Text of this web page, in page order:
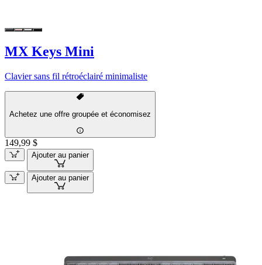
MX Keys Mini
Clavier sans fil rétroéclairé minimaliste
Achetez une offre groupée et économisez
149,99 $
Ajouter au panier
Ajouter au panier